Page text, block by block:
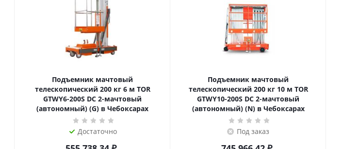
Подъемник мачтовый
телескопический 200 кг 6 м TOR
GTWY6-200S DC 2-мачтовый
(автономный) (G) в Чебоксарах
Достаточно
Подъемник мачтовый
телескопический 200 кг 10 м TOR
GTWY10-200S DC 2-мачтовый
(автономный) (N) в Чебоксарах
Под заказ